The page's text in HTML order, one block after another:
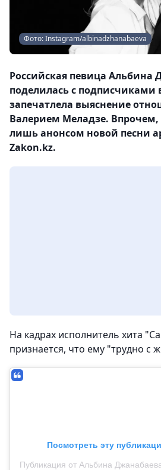
Фото: Instagram/albinadzhanabaeva
Российская певица Альбина
поделилась с подписчиками
запечатлела выяснение
Валерием Меладзе. Впрочем,
лишь анонсом новой песни
Zakon.kz.
На кадрах исполнитель хита
признается, что ему "трудно с
Посмотреть эту